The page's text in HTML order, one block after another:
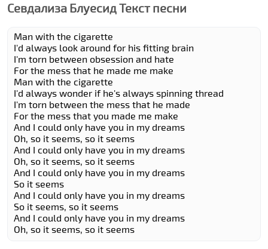
Севдализа Блуеcид Текст песни
Man with the cigarette
I'd always look around for his fitting brain
I'm torn between obsession and hate
For the mess that he made me make
Man with the cigarette
I'd always wonder if he's always spinning thread
I'm torn between the mess that he made
For the mess that you made me make
And I could only have you in my dreams
Oh, so it seems, so it seems
And I could only have you in my dreams
Oh, so it seems, so it seems
And I could only have you in my dreams
So it seems
And I could only have you in my dreams
So it seems, so it seems
And I could only have you in my dreams
Oh, so it seems, so it seems